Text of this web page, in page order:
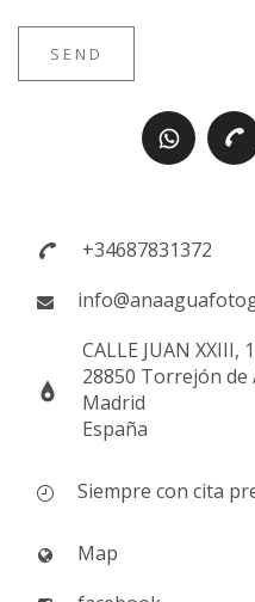
SEND
+34687831372
CALLE JUAN XXIII,
28850 Torrejón de
Madrid
España
Siempre con cita
Map